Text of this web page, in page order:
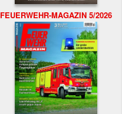
FEUERWEHR-MAGAZIN 5/2026